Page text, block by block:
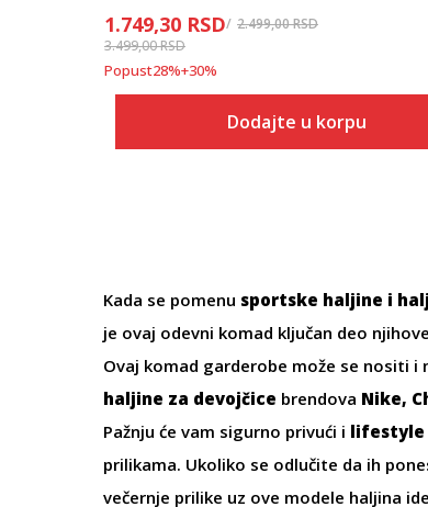
1.749,30 RSD 2.499,00RSD
3.499,00RSD
Popust28%+30%
Dodajte u korpu
Kada se pomenu sportske haljine i
je ovaj odevni komad ključan deo
Ovaj komad garderobe može se nositi i
haljine za devojčice brendova Nike,
Pažnju će vam sigurno privući i lifestyle
prilikama. Ukoliko se odlučite da ih
večernje prilike uz ove modele haljina